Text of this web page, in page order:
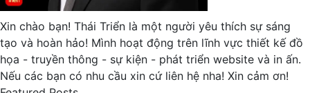
Xin chào bạn! Thái Triển là một người yêu thích sự sáng
tạo và hoàn hảo! Mình hoạt động trên lĩnh vực thiết kế đồ
họa - truyền thông - sự kiện - phát triển website và in ấn.
Nếu các bạn có nhu cầu xin cứ liên hệ nha! Xin cảm ơn!